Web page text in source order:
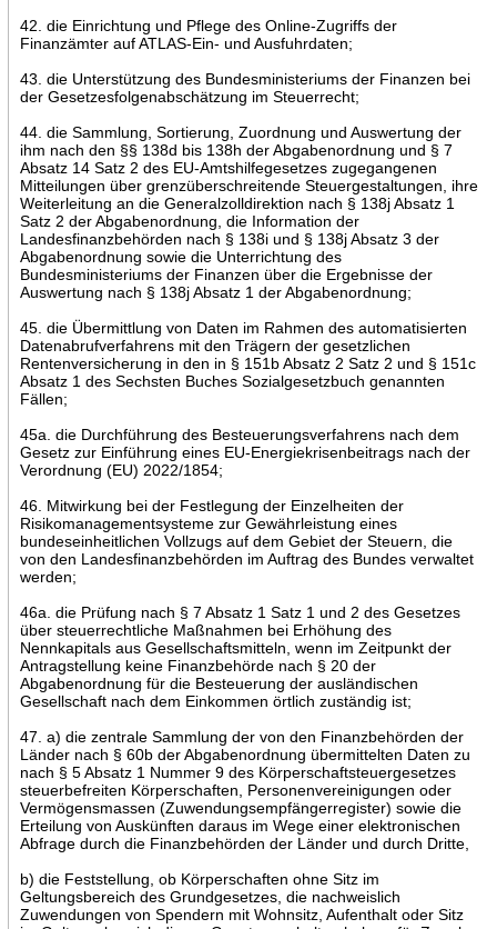
42. die Einrichtung und Pflege des Online-Zugriffs der
Finanzämter auf ATLAS-Ein- und Ausfuhrdaten;
43. die Unterstützung des Bundesministeriums der Finanzen bei
der Gesetzesfolgenabschätzung im Steuerrecht;
44. die Sammlung, Sortierung, Zuordnung und Auswertung der
ihm nach den §§ 138d bis 138h der Abgabenordnung und § 7
Absatz 14 Satz 2 des EU-Amtshilfegesetzes zugegangenen
Mitteilungen über grenzüberschreitende Steuergestaltungen, ihre
Weiterleitung an die Generalzolldirektion nach § 138j Absatz 1
Satz 2 der Abgabenordnung, die Information der
Landesfinanzbehörden nach § 138i und § 138j Absatz 3 der
Abgabenordnung sowie die Unterrichtung des
Bundesministeriums der Finanzen über die Ergebnisse der
Auswertung nach § 138j Absatz 1 der Abgabenordnung;
45. die Übermittlung von Daten im Rahmen des automatisierten
Datenabrufverfahrens mit den Trägern der gesetzlichen
Rentenversicherung in den in § 151b Absatz 2 Satz 2 und § 151c
Absatz 1 des Sechsten Buches Sozialgesetzbuch genannten
Fällen;
45a. die Durchführung des Besteuerungsverfahrens nach dem
Gesetz zur Einführung eines EU-Energiekrisenbeitrags nach der
Verordnung (EU) 2022/1854;
46. Mitwirkung bei der Festlegung der Einzelheiten der
Risikomanagementsysteme zur Gewährleistung eines
bundeseinheitlichen Vollzugs auf dem Gebiet der Steuern, die
von den Landesfinanzbehörden im Auftrag des Bundes verwaltet
werden;
46a. die Prüfung nach § 7 Absatz 1 Satz 1 und 2 des Gesetzes
über steuerrechtliche Maßnahmen bei Erhöhung des
Nennkapitals aus Gesellschaftsmitteln, wenn im Zeitpunkt der
Antragstellung keine Finanzbehörde nach § 20 der
Abgabenordnung für die Besteuerung der ausländischen
Gesellschaft nach dem Einkommen örtlich zuständig ist;
47. a) die zentrale Sammlung der von den Finanzbehörden der
Länder nach § 60b der Abgabenordnung übermittelten Daten zu
nach § 5 Absatz 1 Nummer 9 des Körperschaftsteuergesetzes
steuerbefreiten Körperschaften, Personenvereinigungen oder
Vermögensmassen (Zuwendungsempfängerregister) sowie die
Erteilung von Auskünften daraus im Wege einer elektronischen
Abfrage durch die Finanzbehörden der Länder und durch Dritte,
b) die Feststellung, ob Körperschaften ohne Sitz im
Geltungsbereich des Grundgesetzes, die nachweislich
Zuwendungen von Spendern mit Wohnsitz, Aufenthalt oder Sitz